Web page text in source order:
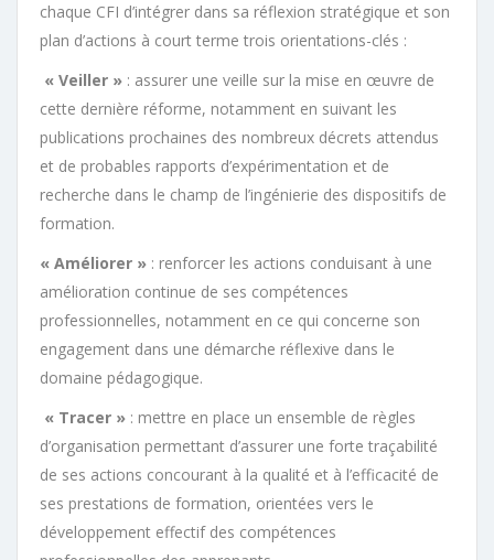
chaque CFI d’intégrer dans sa réflexion stratégique et son
plan d’actions à court terme trois orientations-clés :
« Veiller » : assurer une veille sur la mise en œuvre de
cette dernière réforme, notamment en suivant les
publications prochaines des nombreux décrets attendus
et de probables rapports d’expérimentation et de
recherche dans le champ de l’ingénierie des dispositifs de
formation.
« Améliorer » : renforcer les actions conduisant à une
amélioration continue de ses compétences
professionnelles, notamment en ce qui concerne son
engagement dans une démarche réflexive dans le
domaine pédagogique.
« Tracer » : mettre en place un ensemble de règles
d’organisation permettant d’assurer une forte traçabilité
de ses actions concourant à la qualité et à l’efficacité de
ses prestations de formation, orientées vers le
développement effectif des compétences